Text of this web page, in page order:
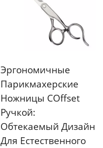
Эргономичные
Парикмахерские
Ножницы СOffset
Ручкой:
Обтекаемый Дизайн
Для Естественного